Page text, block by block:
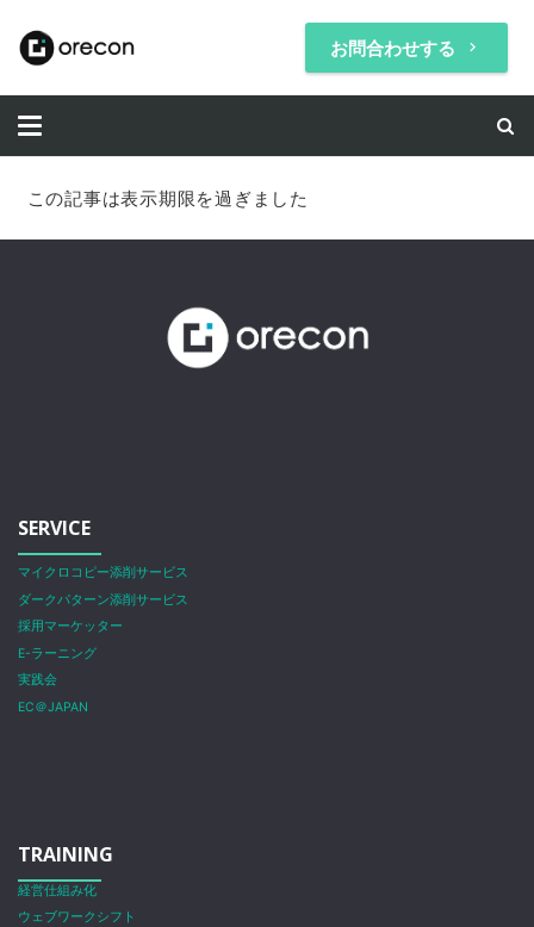
お問合わせする keyboard_arrow_right
この記事は表示期限を過ぎました
SERVICE
マイクロコピー添削サービス
ダークパターン添削サービス
採用マーケッター
E-ラーニング
実践会
EC＠JAPAN
TRAINING
経営仕組み化
ウェブワークシフト